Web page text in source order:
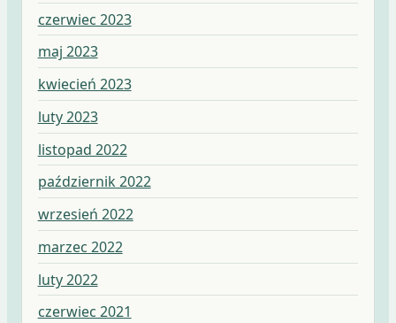
czerwiec 2023
maj 2023
kwiecień 2023
luty 2023
listopad 2022
październik 2022
wrzesień 2022
marzec 2022
luty 2022
czerwiec 2021